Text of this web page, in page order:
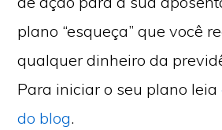
plano “esqueça” que você
qualquer dinheiro da
Para iniciar o seu plano leia
do blog.